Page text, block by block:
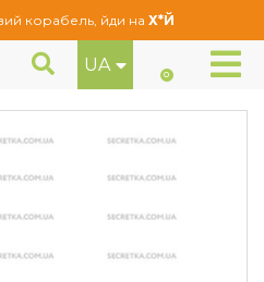
корабель, йди на Х*Й
UA 0